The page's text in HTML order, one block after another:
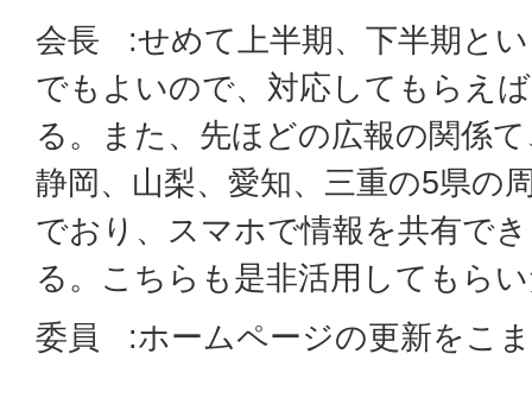
会長 :せめて上半期、下半期と
でもよいので、対応してもらえ
る。また、先ほどの広報の関係
静岡、山梨、愛知、三重の5県の
でおり、スマホで情報を共有で
る。こちらも是非活用してもら
委員 :ホームページの更新をこ